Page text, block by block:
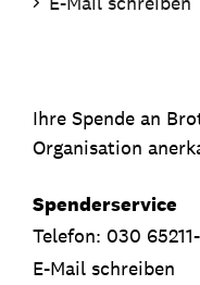
Ihre Spende an
Organisation
Spenderservice
Telefon: 030 65211-
E-Mail schreiben